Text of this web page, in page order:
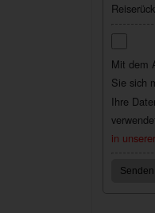
Mit dem
Sie sich
Ihre
in